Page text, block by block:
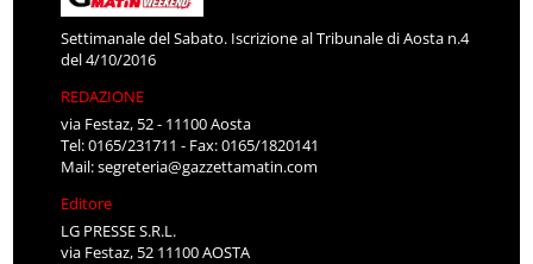
Settimanale del Sabato. Iscrizione al Tribunale di Aosta n.4
del 4/10/2016
REDAZIONE
via Festaz, 52 - 11100 Aosta
Tel: 0165/231711 - Fax: 0165/1820141
Mail:segreteria@gazzettamatin.com
Editore
LG PRESSE S.R.L.
via Festaz, 52 11100 AOSTA